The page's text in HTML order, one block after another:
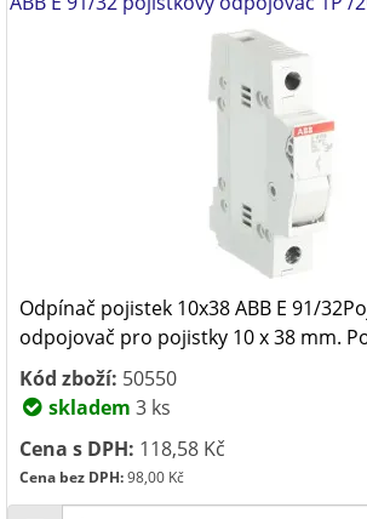
Odpínač pojistek 10x38 ABB E 91/
odpojovač pro pojistky 10 x 38 mm.
Kód zboží: 50550
skladem 3 ks
Cena s DPH: 118,58 Kč
Cena bez DPH:98,00 Kč